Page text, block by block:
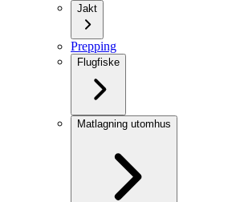
Jakt
Prepping
Flugfiske
Matlagning utomhus